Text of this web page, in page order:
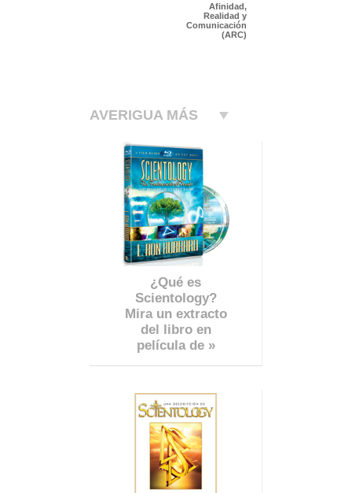
Afinidad,
Realidad y
Comunicación
(ARC)
AVERIGUA MÁS
¿Qué es
Scientology?
Mira un extracto
del libro en
película de »